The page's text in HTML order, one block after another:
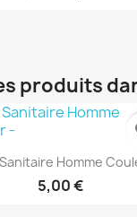
produits
Aperçu rapide
Homme
5,00 €